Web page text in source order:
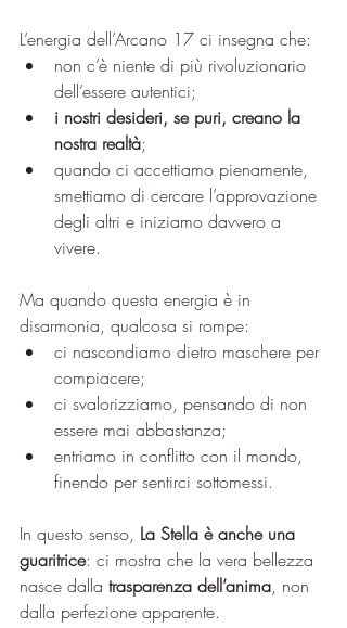
L’energia dell’Arcano 17 ci insegna che:
non c’è niente di più rivoluzionario
dell’essere autentici;
i nostri desideri, se puri, creano la
nostra realtà;
quando ci accettiamo pienamente,
smettiamo di cercare l’approvazione
degli altri e iniziamo davvero a
vivere.
Ma quando questa energia è in
disarmonia, qualcosa si rompe:
ci nascondiamo dietro maschere per
compiacere;
ci svalorizziamo, pensando di non
essere mai abbastanza;
entriamo in conflitto con il mondo,
finendo per sentirci sottomessi.
In questo senso, La Stella è anche una
guaritrice: ci mostra che la vera bellezza
nasce dalla trasparenza dell’anima, non
dalla perfezione apparente.